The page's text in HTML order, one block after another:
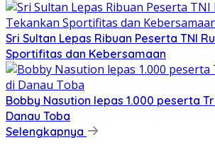
Sri Sultan Lepas Ribuan Peserta TNI
Sportifitas dan Kebersamaan
Bobby Nasution lepas 1.000 peserta
Danau Toba
Selengkapnya